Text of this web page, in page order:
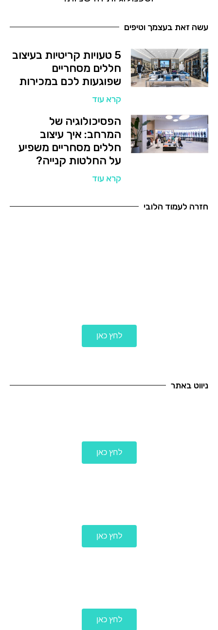
עשה זאת בעצמך וטיפים
5 טעויות קריטיות בעיצוב
חללים מסחריים
שפוגעות לכם במכירות
קרא עוד
הפסיכולוגיה של
המרחב: איך עיצוב
חללים מסחריים משפיע
על החלטות קנייה?
קרא עוד
חזרה לעמוד הלובי
לחץ כאן
ניווט באתר
לחץ כאן
לחץ כאן
לחץ כאן